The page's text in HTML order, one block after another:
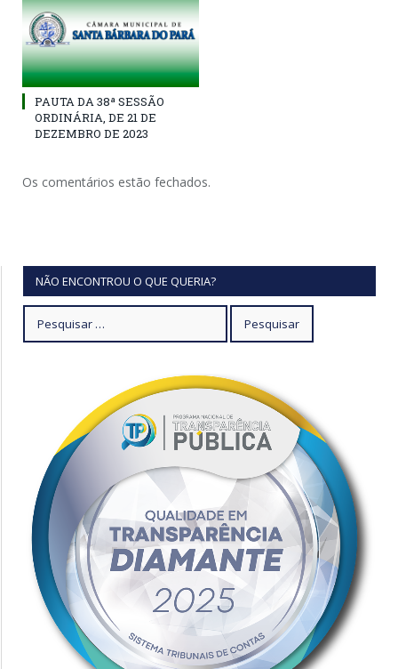
PAUTA DA 38ª SESSÃO
ORDINÁRIA, DE 21 DE
DEZEMBRO DE 2023
Os comentários estão fechados.
NÃO ENCONTROU O QUE QUERIA?